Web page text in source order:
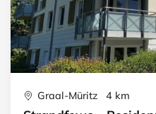
Graal-Müritz 4 km